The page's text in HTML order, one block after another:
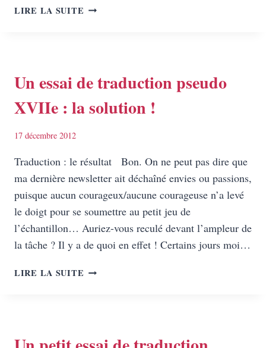
LIRE LA SUITE MERIVEL
DROITE…
Un essai de traduction pseudo
XVIIe : la solution !
17 décembre 2012
Traduction : le résultat Bon. On ne peut pas dire que
ma dernière newsletter ait déchaîné envies ou passions,
puisque aucun courageux/aucune courageuse n’a levé
le doigt pour se soumettre au petit jeu de
l’échantillon… Auriez-vous reculé devant l’ampleur de
la tâche ? Il y a de quoi en effet ! Certains jours moi…
LIRE LA SUITE UN
XVIIE